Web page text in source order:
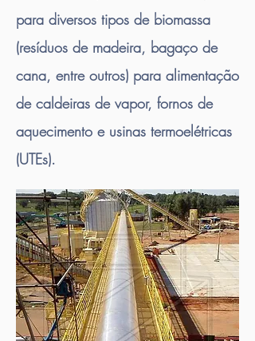
para diversos tipos de biomassa
(resíduos de madeira, bagaço de
cana, entre outros) para alimentação
de caldeiras de vapor, fornos de
aquecimento e usinas termoelétricas
(UTEs).